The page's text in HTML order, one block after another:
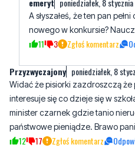
Przyzwyczajony poniedziałek, 8
Widać że pisiorki zazdroszczą
minister czarnek gdzie tanio
państwowe pieniądze. Brawo
12 17 Zgłoś komentarz
AndrzejPL poniedziałek, 8
Nowacka zainteresowała